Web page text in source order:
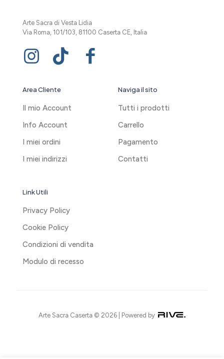
Arte Sacra di Vesta Lidia
Via Roma, 101/103, 81100 Caserta CE, Italia
Area Cliente
Il mio Account
Info Account
I miei ordini
I miei indirizzi
Naviga il sito
Tutti i prodotti
Carrello
Pagamento
Contatti
Link Utili
Privacy Policy
Cookie Policy
Condizioni di vendita
Modulo di recesso
Arte Sacra Caserta © 2026 | Powered by